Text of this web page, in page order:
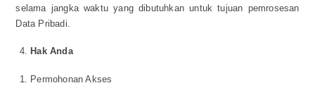
selama jangka waktu yang dibutuhkan untuk tujuan pemrosesan
Data Pribadi.
Hak Anda
Permohonan Akses